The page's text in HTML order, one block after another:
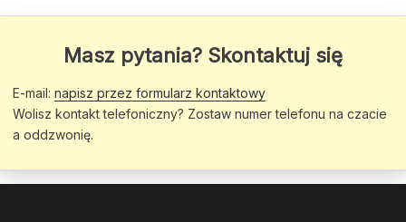
Masz pytania? Skontaktuj się
E-mail: napisz przez formularz kontaktowy
Wolisz kontakt telefoniczny? Zostaw numer telefonu na czacie
a oddzwonię.